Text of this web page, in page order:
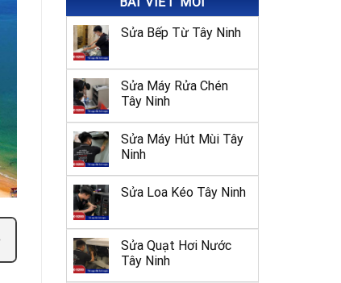
Sửa Bếp Từ Tây Ninh
Sửa Máy Rửa Chén
Tây Ninh
Sửa Máy Hút Mùi Tây
Ninh
Sửa Loa Kéo Tây Ninh
Sửa Quạt Hơi Nước
Tây Ninh